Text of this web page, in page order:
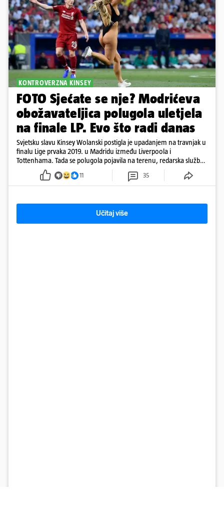
KONTROVERZNA KINSEY
FOTO Sjećate se nje? Modrićeva
obožavateljica polugola uletjela
na finale LP. Evo što radi danas
Svjetsku slavu Kinsey Wolanski postigla je upadanjem na travnjak u
finalu Lige prvaka 2019. u Madridu između Liverpoola i
Tottenhama. Tada se polugola pojavila na terenu, redarska služba
ju je lovila po travnjaku, a njezine fotografije obišle su svijet.
11 35
Učitaj više